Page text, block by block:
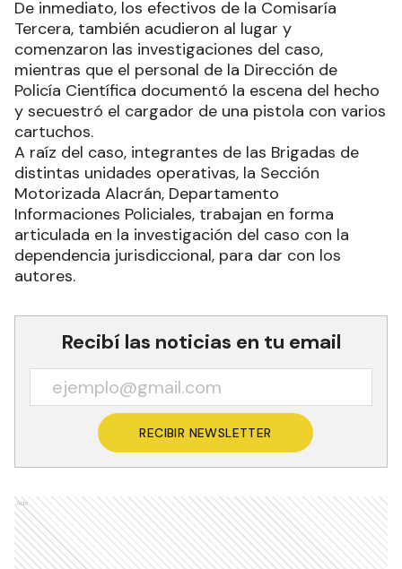
De inmediato, los efectivos de la Comisaría
Tercera, también acudieron al lugar y
comenzaron las investigaciones del caso,
mientras que el personal de la Dirección de
Policía Científica documentó la escena del hecho
y secuestró el cargador de una pistola con varios
cartuchos.
A raíz del caso, integrantes de las Brigadas de
distintas unidades operativas, la Sección
Motorizada Alacrán, Departamento
Informaciones Policiales, trabajan en forma
articulada en la investigación del caso con la
dependencia jurisdiccional, para dar con los
autores.
Recibí las noticias en tu email
RECIBIR NEWSLETTER
Ads